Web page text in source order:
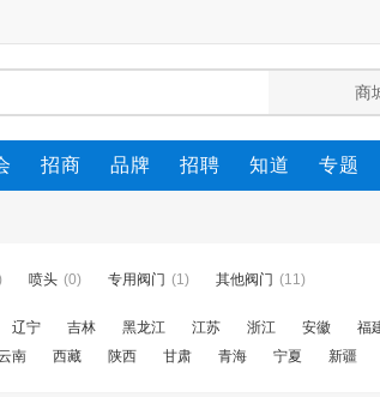
招商 品牌 招聘 知道 专题
喷头 (0) 专用阀门 (1) 其他阀门 (11)
辽宁 吉林 黑龙江 江苏 浙江 安徽 福
南 西藏 陕西 甘肃 青海 宁夏 新疆